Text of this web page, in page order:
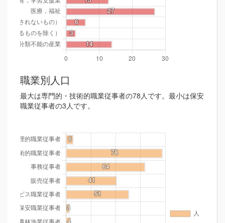
職業別人口
最大は専門的・技術的職業従事者の78人です。最小は保安
職業従事者の3人です。